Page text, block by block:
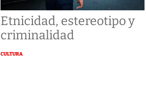
Etnicidad, estereotipo y
criminalidad
CULTURA